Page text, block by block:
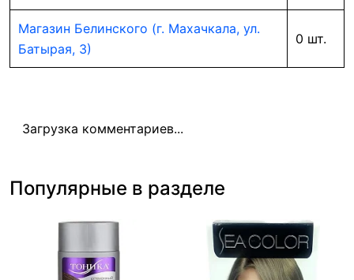
Магазин Белинского (г. Махачкала, ул.
Батырая, 3)
0 шт.
Загрузка комментариев...
Популярные в разделе